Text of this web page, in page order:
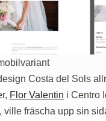
Costa del Sols
Flor Valentin i Centro
ville fräscha upp sin